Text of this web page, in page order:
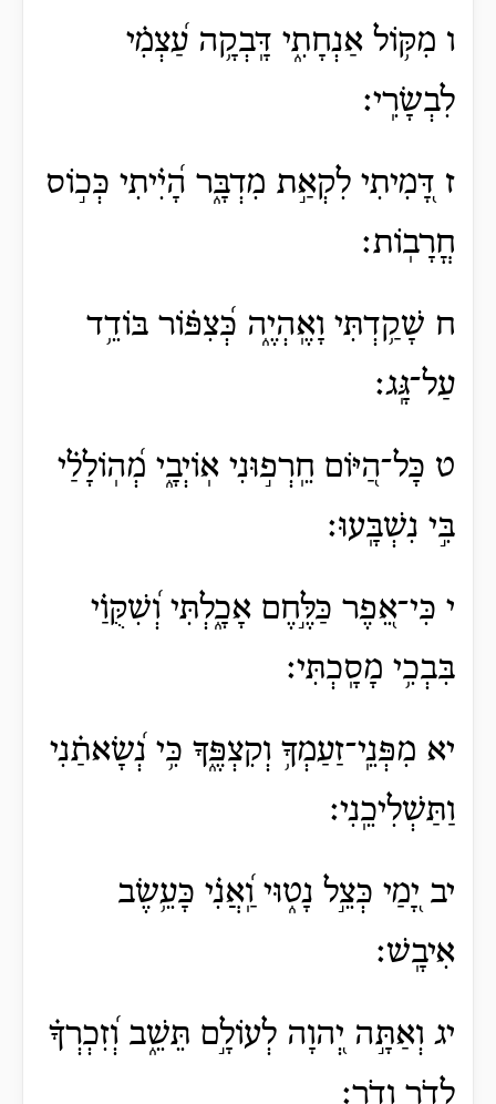
ו מִקּ֥וֹל אַנְחָתִ֑י דָּֽבְקָ֥ה עַ֝צְמִ֗י
לִבְשָׂרִֽי׃
ז דָּ֭מִיתִי לִקְאַ֣ת מִדְבָּ֑ר הָ֝יִ֗יתִי כְּכ֣וֹס
חֳרָבֽוֹת׃
ח שָׁקַ֥דְתִּי וָאֶֽהְיֶ֑ה כְּ֝צִפּ֗וֹר בּוֹדֵ֥ד
עַל־גָּֽג׃
ט כָּל־הַ֭יּוֹם חֵֽרְפ֣וּנִי אֽוֹיְבָ֑י מְ֝הֽוֹלָלַ֗י
בִּ֣י נִשְׁבָּֽעוּ׃
י כִּי־אֵ֭פֶר כַּלֶּ֣חֶם אָכָ֑לְתִּי וְ֝שִׁקֻּוַ֗י
בִּבְכִ֥י מָסָֽכְתִּי׃
יא מִפְּנֵֽי־זַעַמְךָ֥ וְקִצְפֶּ֑ךָ כִּ֥י נְ֝שָׂאתַ֗נִי
וַתַּשְׁלִיכֵֽנִי׃
יב יָ֭מַי כְּצֵ֣ל נָט֑וּי וַֽ֝אֲנִ֗י כָּעֵ֥שֶׂב
אִיבָֽשׁ׃
יג וְאַתָּ֣ה יְ֭הוָה לְעוֹלָ֣ם תֵּשֵׁ֑ב וְ֝זִכְרְךָ֗
לְדֹ֣ר וָדֹֽר׃